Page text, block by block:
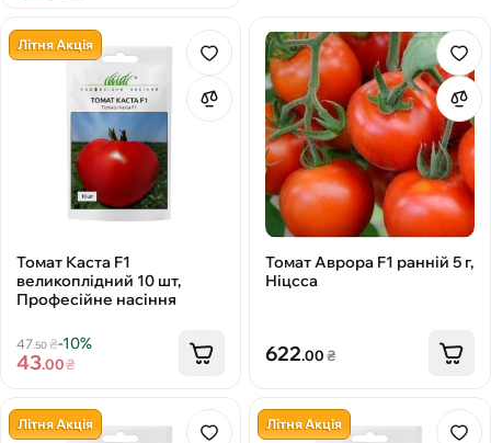
Літня Акція
Томат Каста F1
великоплідний 10 шт,
Професійне насіння
47.50₴-10%
43.00₴
Томат Аврора F1 ранній 5 г,
Ніцсса
622.00₴
Літня Акція Літня Акція